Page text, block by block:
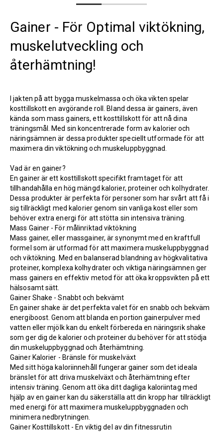
Gainer - För Optimal viktökning,
muskelutveckling och
återhämtning!
I jakten på att bygga muskelmassa och öka vikten spelar
kosttillskott en avgörande roll. Bland dessa är gainers, även
kända som mass gainers, ett kosttillskott för att nå dina
träningsmål. Med sin koncentrerade form av kalorier och
näringsämnen är dessa produkter speciellt utformade för att
maximera din viktökning och muskeluppbyggnad.
Vad är en gainer?
En gainer är ett kosttillskott specifikt framtaget för att
tillhandahålla en hög mängd kalorier, proteiner och kolhydrater.
Dessa produkter är perfekta för personer som har svårt att få i
sig tillräckligt med kalorier genom sin vanliga kost eller som
behöver extra energi för att stötta sin intensiva träning.
Mass Gainer - För målinriktad viktökning
Mass gainer, eller massgainer, är synonymt med en kraftfull
formel som är utformad för att maximera muskeluppbyggnad
och viktökning. Med en balanserad blandning av högkvalitativa
proteiner, komplexa kolhydrater och viktiga näringsämnen ger
mass gainers en effektiv metod för att öka kroppsvikten på ett
hälsosamt sätt.
Gainer Shake - Snabbt och bekvämt
En gainer shake är det perfekta valet för en snabb och bekväm
energiboost. Genom att blanda en portion gainerpulver med
vatten eller mjölk kan du enkelt förbereda en näringsrik shake
som ger dig de kalorier och proteiner du behöver för att stödja
din muskeluppbyggnad och återhämtning.
Gainer Kalorier - Bränsle för muskelväxt
Med sitt höga kaloriinnehåll fungerar gainer som det ideala
bränslet för att driva muskelväxt och återhämtning efter
intensiv träning. Genom att öka ditt dagliga kaloriintag med
hjälp av en gainer kan du säkerställa att din kropp har tillräckligt
med energi för att maximera muskeluppbyggnaden och
minimera nedbrytningen.
Gainer Kosttillskott - En viktig del av din fitnessrutin